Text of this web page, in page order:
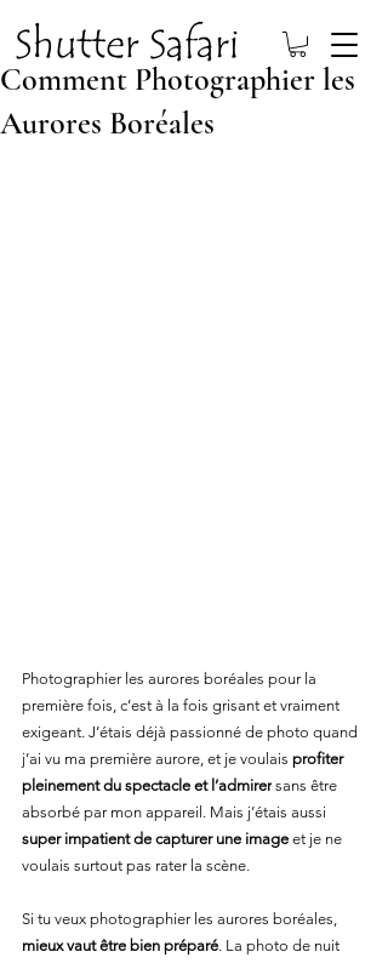
Comment Photographier les
Aurores Boréales
Photographier les aurores boréales pour la
première fois, c’est à la fois grisant et vraiment
exigeant. J’étais déjà passionné de photo quand
j’ai vu ma première aurore, et je voulais profiter
pleinement du spectacle et l’admirer sans être
absorbé par mon appareil. Mais j’étais aussi
super impatient de capturer une image et je ne
voulais surtout pas rater la scène.
Si tu veux photographier les aurores boréales,
mieux vaut être bien préparé. La photo de nuit